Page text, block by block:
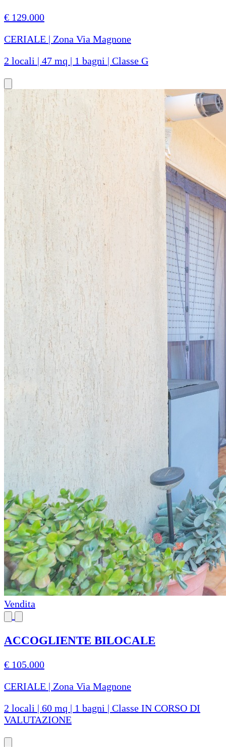
€ 129.000
CERIALE | Zona Via Magnone
2 locali | 47 mq | 1 bagni | Classe G
Vendita
ACCOGLIENTE BILOCALE
€ 105.000
CERIALE | Zona Via Magnone
2 locali | 60 mq | 1 bagni | Classe IN CORSO DI
VALUTAZIONE